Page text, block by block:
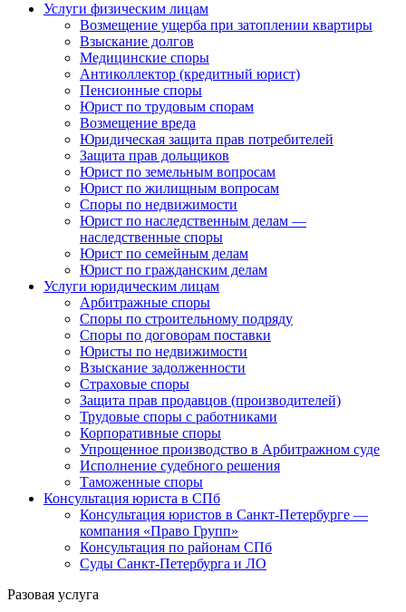
Услуги физическим лицам
Возмещение ущерба при затоплении квартиры
Взыскание долгов
Медицинские споры
Антиколлектор (кредитный юрист)
Пенсионные споры
Юрист по трудовым спорам
Возмещение вреда
Юридическая защита прав потребителей
Защита прав дольщиков
Юрист по земельным вопросам
Юрист по жилищным вопросам
Споры по недвижимости
Юрист по наследственным делам —
наследственные споры
Юрист по семейным делам
Юрист по гражданским делам
Услуги юридическим лицам
Арбитражные споры
Споры по строительному подряду
Споры по договорам поставки
Юристы по недвижимости
Взыскание задолженности
Страховые споры
Защита прав продавцов (производителей)
Трудовые споры с работниками
Корпоративные споры
Упрощенное производство в Арбитражном суде
Исполнение судебного решения
Таможенные споры
Консультация юриста в СПб
Консультация юристов в Санкт-Петербурге —
компания «Право Групп»
Консультация по районам СПб
Суды Санкт-Петербурга и ЛО
Разовая услуга